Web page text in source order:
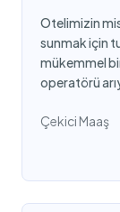
Otelimizin
sunmak için
mükemmel
operatörü
Çekici Maaş